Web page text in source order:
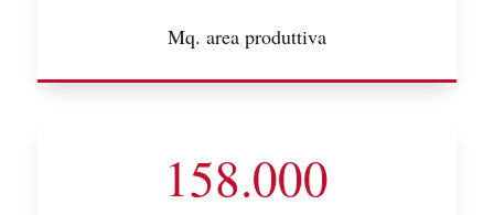
Mq. area produttiva
158.000